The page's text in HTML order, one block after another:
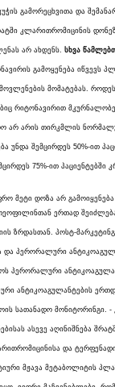
გამორეცხვითა და
კლარითრომიცინის
არ ახდენს. სხვა
გამოყენება იწვევს
მომატებას.
რიტონავირით
არ არის თირკმლის
უნდა შემცირდეს 50%-ით
75%-ით პაციენტებში
მეტი დოზა არ
ერთად
ზრდასთან. პოსტ-
და პერორალური
პერორალური
ანტიკოაგულანტების
სათანადო მონიტორინგი. -
ასევე აღინიშნება
და
მჟავა მეტაბოლიტის